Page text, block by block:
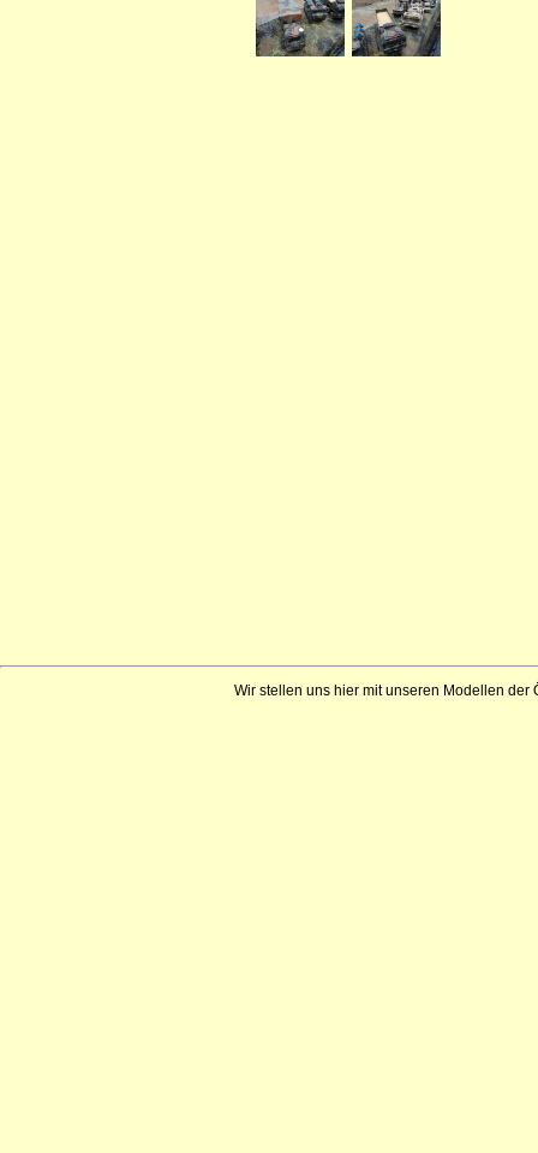
Wir stellen uns hier mit unseren Modellen der